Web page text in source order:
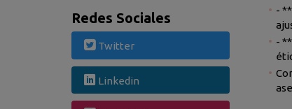
Redes Sociales
Twitter
Linkedin
-
-